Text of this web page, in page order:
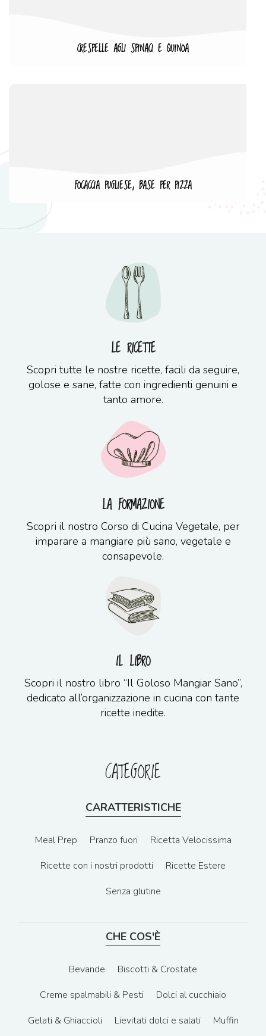
CRESPELLE AGLI SPINACI E QUINOA
FOCACCIA PUGLIESE, BASE PER PIZZA
LE RICETTE
Scopri tutte le nostre ricette, facili da seguire,
golose e sane, fatte con ingredienti genuini e
tanto amore.
LA FORMAZIONE
Scopri il nostro Corso di Cucina Vegetale, per
imparare a mangiare più sano, vegetale e
consapevole.
IL LIBRO
Scopri il nostro libro “Il Goloso Mangiar Sano”,
dedicato all’organizzazione in cucina con tante
ricette inedite.
CATEGORIE
CARATTERISTICHE
Meal Prep Pranzo fuori
Ricetta Velocissima
Ricette con i nostri prodotti
Ricette Estere
Senza glutine
CHE COS'È
Bevande
Biscotti & Crostate
Creme spalmabili & Pesti
Dolci al cucchiaio
Gelati & Ghiaccioli
Lievitati dolci e salati Muffin